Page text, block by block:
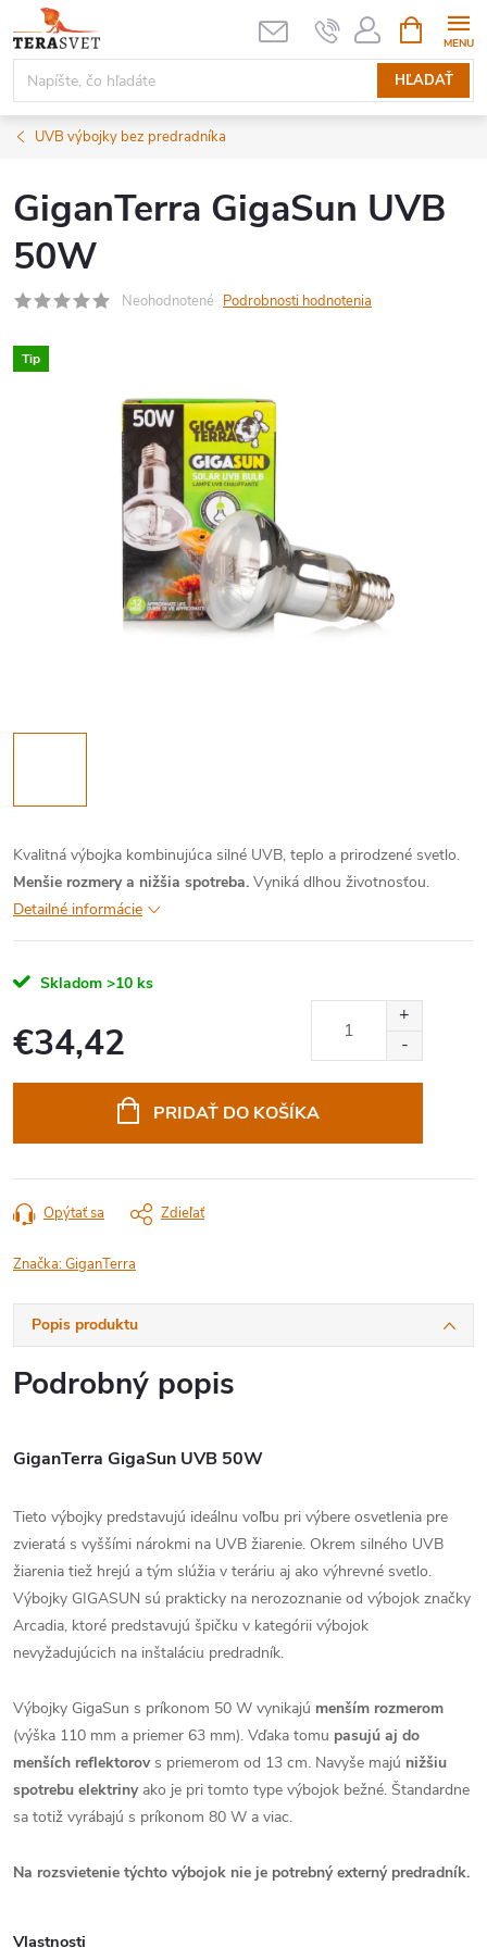
na
obsah
HĽADAŤ
KOŠÍK
UVB výbojky bez predradníka
GiganTerra GigaSun UVB
50W
Neohodnotené Podrobnosti hodnotenia
Tip
Kvalitná výbojka kombinujúca silné UVB, teplo a prirodzené svetlo.
Menšie rozmery a nižšia spotreba. Vyniká dlhou životnosťou.
Detailné informácie
Skladom >10 ks
€34,42
PRIDAŤ DO KOŠÍKA
Opýtať sa Zdieľať
Značka:GiganTerra
Popis produktu
Podrobný popis
GiganTerra GigaSun UVB 50W
Tieto výbojky predstavujú ideálnu voľbu pri výbere osvetlenia pre
zvieratá s vyššími nárokmi na UVB žiarenie. Okrem silného UVB
žiarenia tiež hrejú a tým slúžia v teráriu aj ako výhrevné svetlo.
Výbojky GIGASUN sú prakticky na nerozoznanie od výbojok značky
Arcadia, ktoré predstavujú špičku v kategórii výbojok
nevyžadujúcich na inštaláciu predradník.
Výbojky GigaSun s príkonom 50 W vynikajú menším rozmerom
(výška 110 mm a priemer 63 mm). Vďaka tomu pasujú aj do
menších reflektorovs priemerom od 13 cm. Navyše majú nižšiu
spotrebu elektrinyako je pri tomto type výbojok bežné. Štandardne
sa totiž vyrábajú s príkonom 80 W a viac.
Na rozsvietenie týchto výbojok nie je potrebný externý predradník.
Vlastnosti